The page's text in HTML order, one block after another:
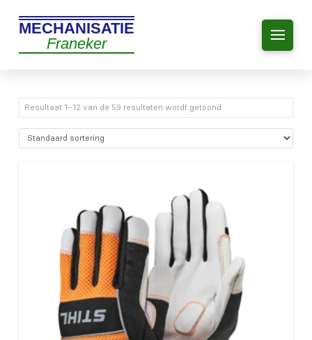
MECHANISATIE
Franeker
Resultaat 1–12 van de 59 resultaten wordt getoond